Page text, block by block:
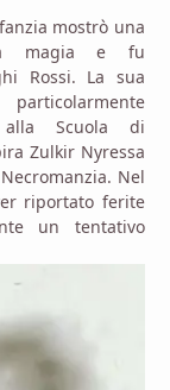
mostrò una
la magia e fu
Rossi. La sua
alla Scuola di
Zulkir Nyressa
Nel
riportato ferite
un tentativo